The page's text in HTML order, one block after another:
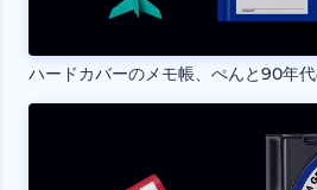
ハードカバーのメモ帳、ぺんと90年